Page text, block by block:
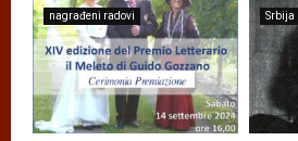
nagrađeni radovi Srbija